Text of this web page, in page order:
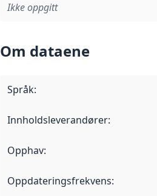
Ikke oppgitt
Om dataene
Språk:
Innholdsleverandører:
Opphav:
Oppdateringsfrekvens: